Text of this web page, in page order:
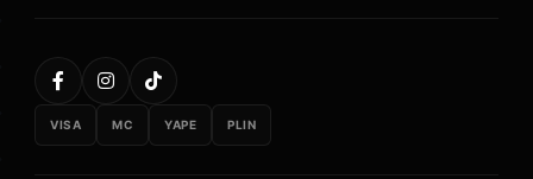
VISA MC YAPE PLIN